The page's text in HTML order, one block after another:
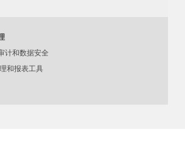
计和数据安全
和报表工具